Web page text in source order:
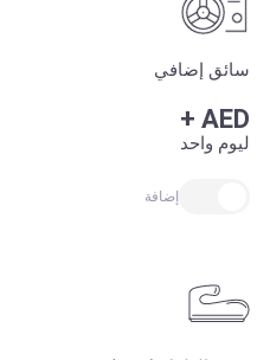
سائق إضافي
+AED
ليوم واحد
إضافة